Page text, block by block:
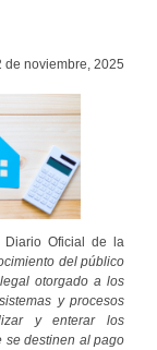
de noviembre, 2025
Oficial de la
del público
otorgado a los
y procesos
y enterar los
se destinen al pago